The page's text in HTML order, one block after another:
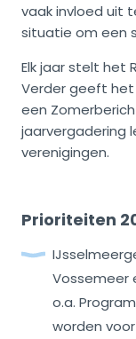
vaak invloed uit
situatie om een
Elk jaar stelt het
Verder geeft
een
jaarvergadering
verenigingen.
Prioriteiten
Vossemeer
o.a.
worden